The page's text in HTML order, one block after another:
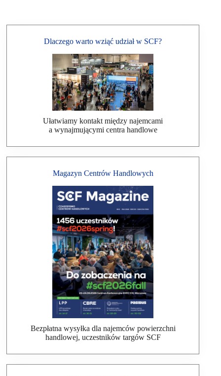
Dlaczego warto wziąć udział w SCF?
Ułatwiamy kontakt między najemcami
a wynajmującymi centra handlowe
Magazyn Centrów Handlowych
Bezpłatna wysyłka dla najemców powierzchni
handlowej, uczestników targów SCF